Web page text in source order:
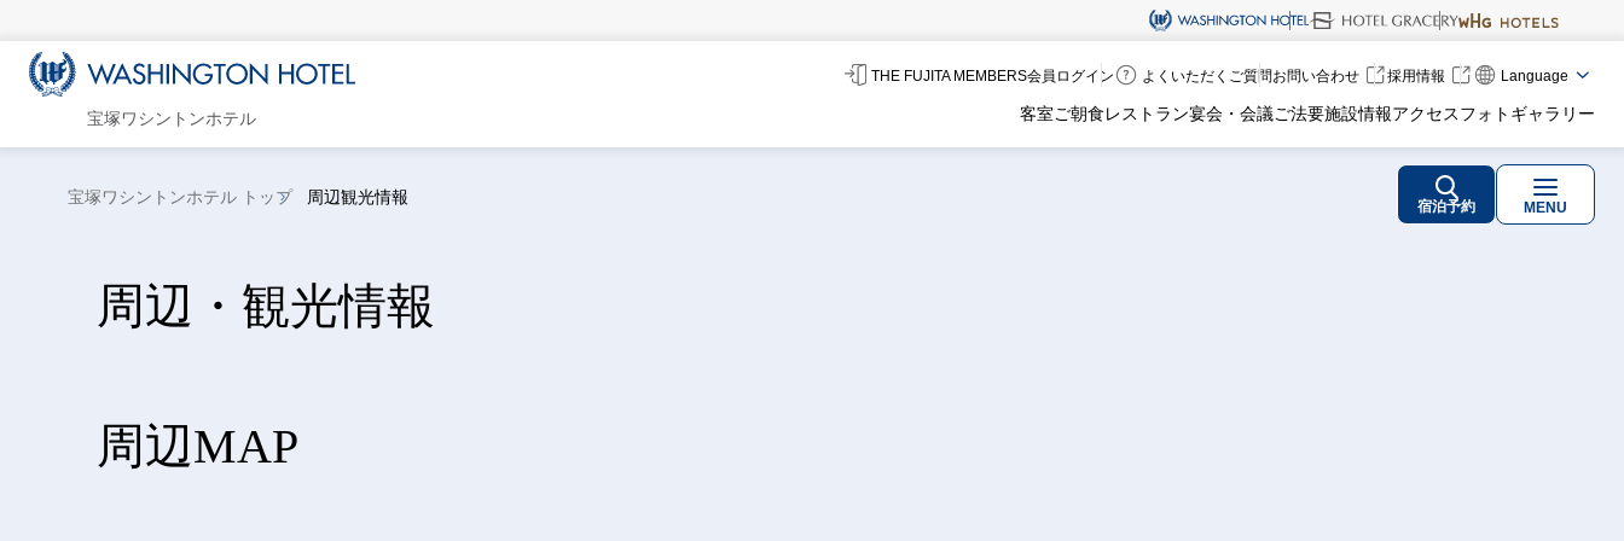
THE FUJITA MEMBERS会員ログイン よくいただくご質問お問い合わせ 採用情報 Language
宝塚ワシントンホテル 客室ご朝食レストラン宴会・会議ご法要施設情報アクセスフォトギャラリー
宿泊予約 MENU
宝塚ワシントンホテル トップ 周辺観光情報
周辺・観光情報
周辺MAP